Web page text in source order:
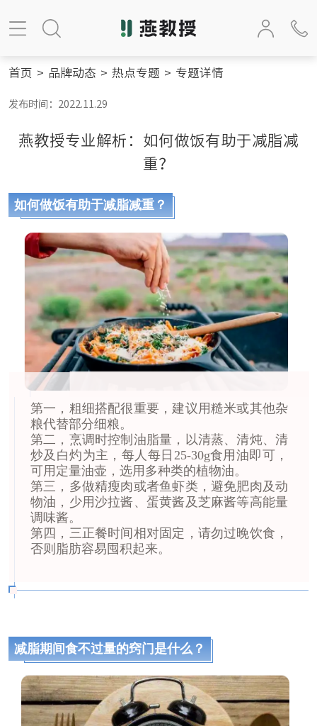
首页 > 品牌动态 > 热点专题 > 专题详情
发布时间：2022.11.29
燕教授专业解析：如何做饭有助于减脂减
重？
如何做饭有助于减脂减重？
第一，粗细搭配很重要，建议用糙米或其他杂
粮代替部分细粮。
第二，烹调时控制油脂量，以清蒸、清炖、清
炒及白灼为主，每人每日25-30g食用油即可，
可用定量油壶，选用多种类的植物油。
第三，多做精瘦肉或者鱼虾类，避免肥肉及动
物油，少用沙拉酱、蛋黄酱及芝麻酱等高能量
调味酱。
第四，三正餐时间相对固定，请勿过晚饮食，
否则脂肪容易囤积起来。
减脂期间食不过量的窍门是什么？